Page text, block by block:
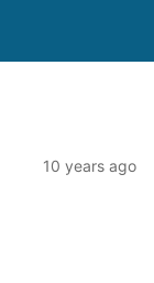
10 years ago